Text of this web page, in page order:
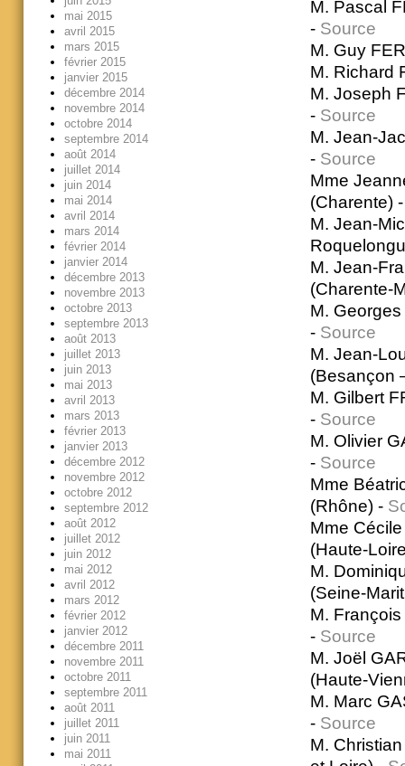
M. Pascal
- Source
M. Guy
M. Richard
M. Joseph
- Source
M. Jean-
- Source
Mme
(Charente)
M. Jean-
M. Jean-
(Charente-
M.
- Source
M. Jean-
(Besançon
M. Gilbert
- Source
M. Olivier
- Source
Mme
(Rhône) -
Mme
(Haute-
M.
(Seine-
M.
- Source
M. Joël
(Haute-
M. Marc
- Source
M.
mai 2015
avril 2015
mars 2015
février 2015
janvier 2015
décembre 2014
novembre 2014
octobre 2014
septembre 2014
août 2014
juillet 2014
juin 2014
mai 2014
avril 2014
mars 2014
février 2014
janvier 2014
décembre 2013
novembre 2013
octobre 2013
septembre 2013
août 2013
juillet 2013
juin 2013
mai 2013
avril 2013
mars 2013
février 2013
janvier 2013
décembre 2012
novembre 2012
octobre 2012
septembre 2012
août 2012
juillet 2012
juin 2012
mai 2012
avril 2012
mars 2012
février 2012
janvier 2012
décembre 2011
novembre 2011
octobre 2011
septembre 2011
août 2011
juillet 2011
juin 2011
mai 2011